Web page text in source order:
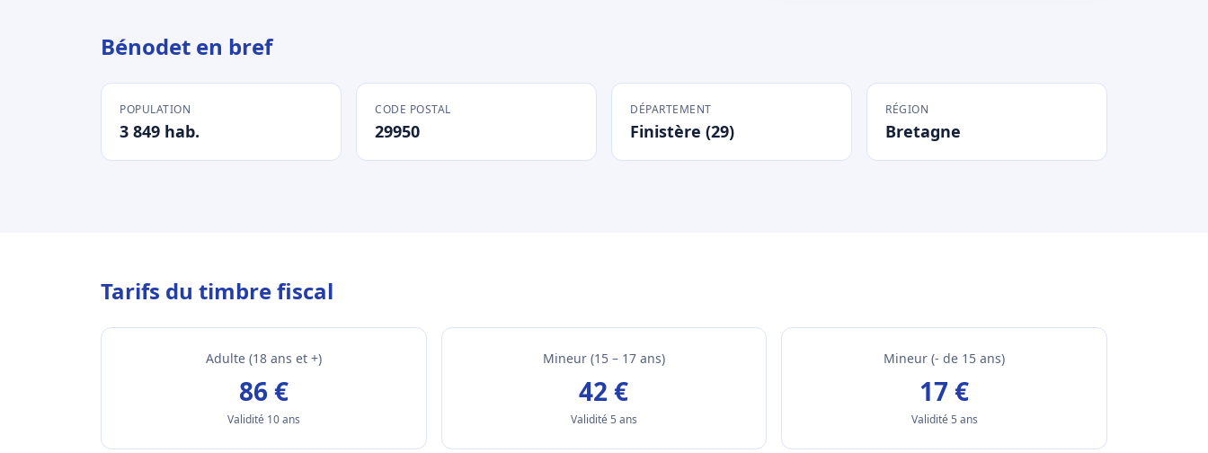
Bénodet en bref
POPULATION
3 849 hab.
CODE POSTAL
29950
DÉPARTEMENT
Finistère (29)
RÉGION
Bretagne
Tarifs du timbre fiscal
Adulte (18 ans et +)
86 €
Validité 10 ans
Mineur (15 – 17 ans)
42 €
Validité 5 ans
Mineur (- de 15 ans)
17 €
Validité 5 ans